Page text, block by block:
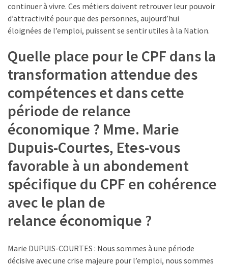
continuer à vivre. Ces métiers doivent retrouver leur pouvoir
d’attractivité pour que des personnes, aujourd’hui
éloignées de l’emploi, puissent se sentir utiles à la Nation.
Quelle place pour le CPF dans la
transformation attendue des
compétences et dans cette
période de relance
économique ? Mme. Marie
Dupuis-Courtes, Etes-vous
favorable à un abondement
spécifique du CPF en cohérence
avec le plan de
relance économique ?
Marie DUPUIS-COURTES : Nous sommes à une période
décisive avec une crise majeure pour l’emploi, nous sommes